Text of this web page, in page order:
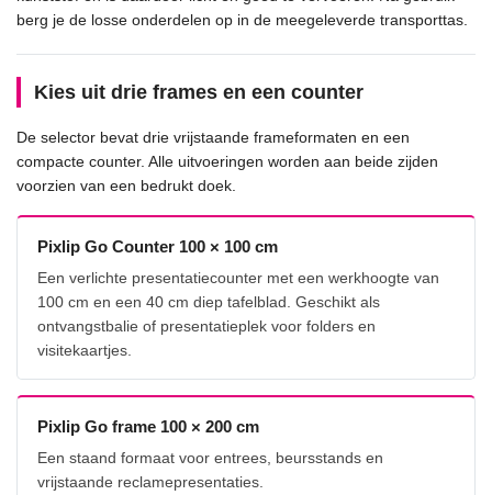
berg je de losse onderdelen op in de meegeleverde transporttas.
Kies uit drie frames en een counter
De selector bevat drie vrijstaande frameformaten en een
compacte counter. Alle uitvoeringen worden aan beide zijden
voorzien van een bedrukt doek.
Pixlip Go Counter 100 × 100 cm
Een verlichte presentatiecounter met een werkhoogte van
100 cm en een 40 cm diep tafelblad. Geschikt als
ontvangstbalie of presentatieplek voor folders en
visitekaartjes.
Pixlip Go frame 100 × 200 cm
Een staand formaat voor entrees, beursstands en
vrijstaande reclamepresentaties.